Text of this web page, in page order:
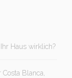
Haus wirklich?
Blanca,